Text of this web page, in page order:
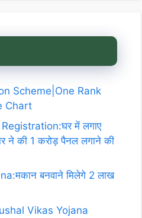
Scheme|One Rank
Chart
में लगाए
ने की 1 करोड़ पैनल लगाने की
बनवाने मिलेगे 2 लाख
Vikas Yojana